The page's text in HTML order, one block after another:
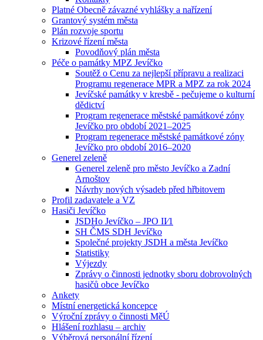
Platné Obecně závazné vyhlášky a nařízení
Grantový systém města
Plán rozvoje sportu
Krizové řízení města
Povodňový plán města
Péče o památky MPZ Jevíčko
Soutěž o Cenu za nejlepší přípravu a realizaci
Programu regenerace MPR a MPZ za rok 2024
Jevíčské památky v kresbě - pečujeme o kulturní
dědictví
Program regenerace městské památkové zóny
Jevíčko pro období 2021–2025
Program regenerace městské památkové zóny
Jevíčko pro období 2016–2020
Generel zeleně
Generel zeleně pro město Jevíčko a Zadní
Arnoštov
Návrhy nových výsadeb před hřbitovem
Profil zadavatele a VZ
Hasiči Jevíčko
JSDHo Jevíčko – JPO II⁄1
SH ČMS SDH Jevíčko
Společné projekty JSDH a města Jevíčko
Statistiky
Výjezdy
Zprávy o činnosti jednotky sboru dobrovolných
hasičů obce Jevíčko
Ankety
Místní energetická koncepce
Výroční zprávy o činnosti MěÚ
Hlášení rozhlasu – archiv
Výběrová personální řízení